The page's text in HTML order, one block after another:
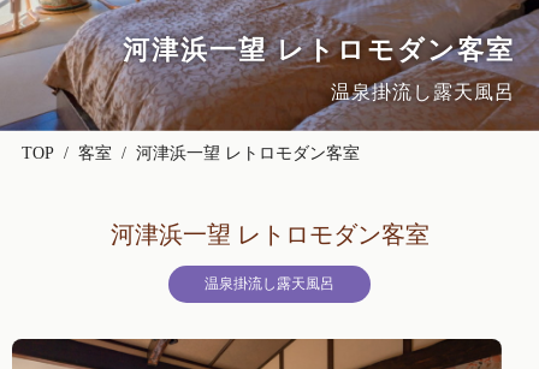
河津浜一望 レトロモダン客室
温泉掛流し露天風呂
TOP 客室 河津浜一望 レトロモダン客室
河津浜一望 レトロモダン客室
温泉掛流し露天風呂